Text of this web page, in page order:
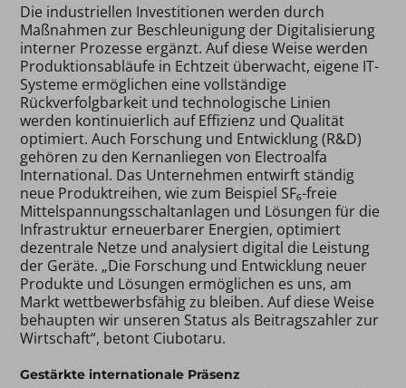
Die industriellen Investitionen werden durch
Maßnahmen zur Beschleunigung der Digitalisierung
interner Prozesse ergänzt. Auf diese Weise werden
Produktionsabläufe in Echtzeit überwacht, eigene IT-
Systeme ermöglichen eine vollständige
Rückverfolgbarkeit und technologische Linien
werden kontinuierlich auf Effizienz und Qualität
optimiert. Auch Forschung und Entwicklung (R&D)
gehören zu den Kernanliegen von Electroalfa
International. Das Unternehmen entwirft ständig
neue Produktreihen, wie zum Beispiel SF₆-freie
Mittelspannungsschaltanlagen und Lösungen für die
Infrastruktur erneuerbarer Energien, optimiert
dezentrale Netze und analysiert digital die Leistung
der Geräte. „Die Forschung und Entwicklung neuer
Produkte und Lösungen ermöglichen es uns, am
Markt wettbewerbsfähig zu bleiben. Auf diese Weise
behaupten wir unseren Status als Beitragszahler zur
Wirtschaft“, betont Ciubotaru.
Gestärkte internationale Präsenz